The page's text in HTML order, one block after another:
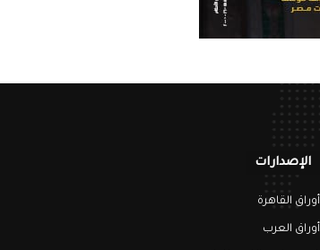
الإصدارات
أوراق القاهرة
أوراق العرب